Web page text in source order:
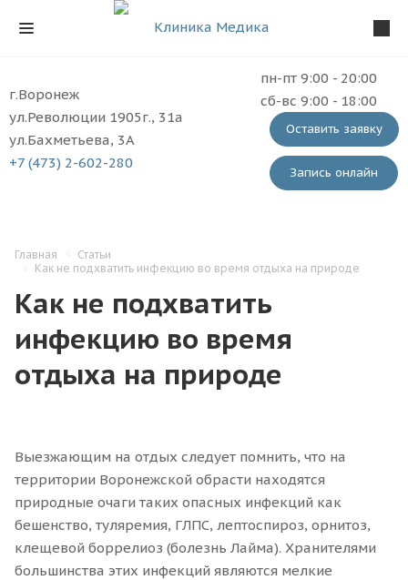
г.Воронеж
ул.Революции 1905г., 31а
ул.Бахметьева, 3А
+7 (473) 2-602-280
пн-пт 9:00 - 20:00
сб-вс 9:00 - 18:00
Оставить заявку
Запись онлайн
Главная
Статьи
Как не подхватить инфекцию во время отдыха на природе
Как не подхватить
инфекцию во время
отдыха на природе
Выезжающим на отдых следует помнить, что на
территории Воронежской обрасти находятся
природные очаги таких опасных инфекций как
бешенство, туляремия, ГЛПС, лептоспироз, орнитоз,
клещевой боррелиоз (болезнь Лайма). Хранителями
большинства этих инфекций являются мелкие